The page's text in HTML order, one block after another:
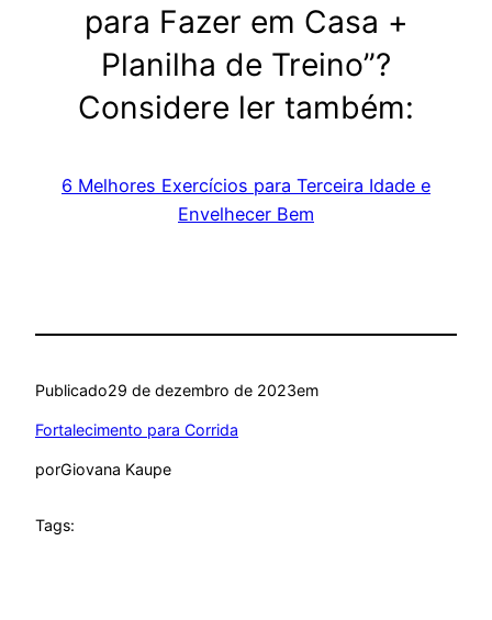
para Fazer em Casa +
Planilha de Treino”?
Considere ler também:
6 Melhores Exercícios para Terceira Idade e
Envelhecer Bem
Publicado29 de dezembro de 2023em
Fortalecimento para Corrida
porGiovana Kaupe
Tags: